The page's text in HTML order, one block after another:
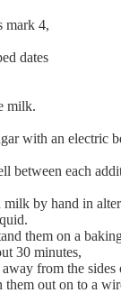
mark 4,
dates
milk.
with an electric
between each
by hand in
them on a
30 minutes,
from the sides
out on to a